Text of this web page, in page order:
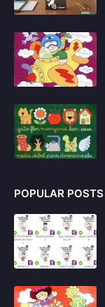
POPULAR POSTS